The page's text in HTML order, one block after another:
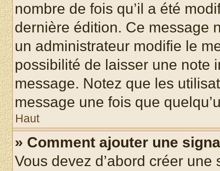
nombre de fois qu’il a été
dernière édition. Ce message
un administrateur modifie le
possibilité de laisser une note
message. Notez que les
message une fois que
Haut
» Comment ajouter une
Vous devez d’abord créer